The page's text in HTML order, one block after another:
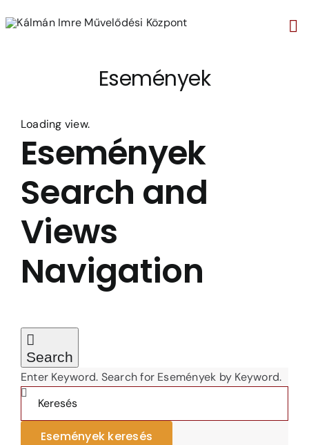
Események
Loading view.
Események
Search and
Views
Navigation
Search
Enter Keyword. Search for Események by Keyword.
Események keresés